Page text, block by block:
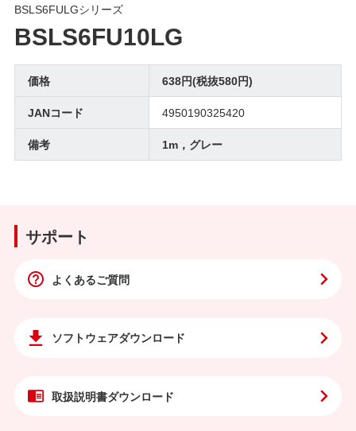
BSLS6FULGシリーズ
BSLS6FU10LG
価格
638円(税抜580円)
JANコード
4950190325420
備考
1m，グレー
サポート
よくあるご質問
ソフトウェアダウンロード
取扱説明書ダウンロード